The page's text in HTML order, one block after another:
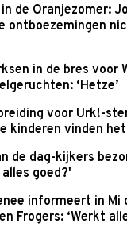
de Oranjezomer:
ontboezemingen
in de bres voor
‘Hetze’
voor Urk!-
kinderen vinden
de dag-kijkers
goed?'
informeert in Mi
Frogers: ‘Werkt